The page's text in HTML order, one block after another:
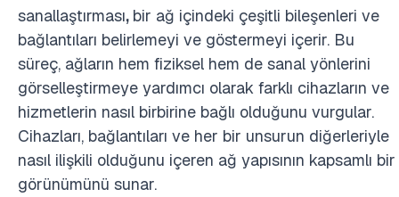
sanallaştırması, bir ağ içindeki çeşitli bileşenleri ve
bağlantıları belirlemeyi ve göstermeyi içerir. Bu
süreç, ağların hem fiziksel hem de sanal yönlerini
görselleştirmeye yardımcı olarak farklı cihazların ve
hizmetlerin nasıl birbirine bağlı olduğunu vurgular.
Cihazları, bağlantıları ve her bir unsurun diğerleriyle
nasıl ilişkili olduğunu içeren ağ yapısının kapsamlı bir
görünümünü sunar​​​​.